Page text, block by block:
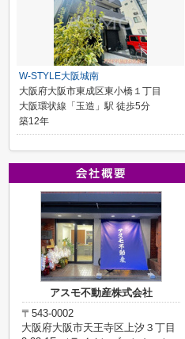
W-STYLE大阪城南
大阪府大阪市東成区東小橋１丁目
大阪環状線「玉造」駅 徒歩5分
築12年
アスモ不動産株式会社
〒543-0002
大阪府大阪市天王寺区上汐３丁目